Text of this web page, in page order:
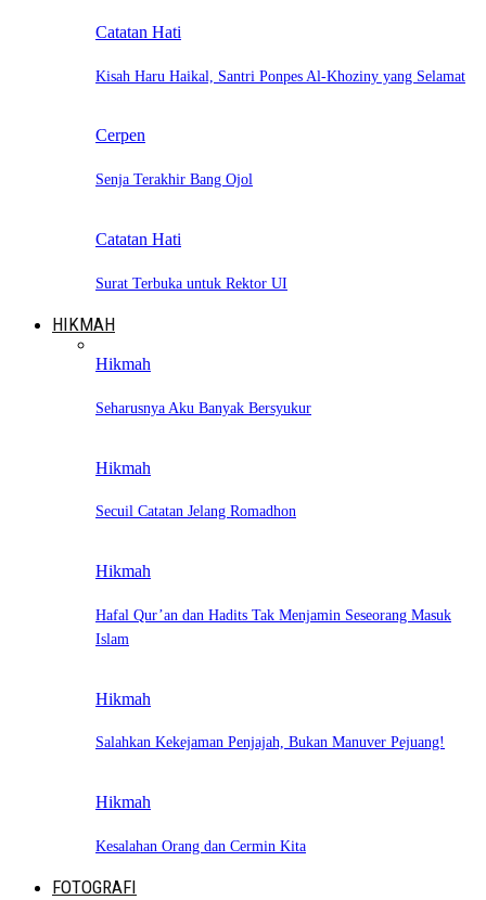
Catatan Hati
Kisah Haru Haikal, Santri Ponpes Al-Khoziny yang Selamat
Cerpen
Senja Terakhir Bang Ojol
Catatan Hati
Surat Terbuka untuk Rektor UI
HIKMAH
Hikmah
Seharusnya Aku Banyak Bersyukur
Hikmah
Secuil Catatan Jelang Romadhon
Hikmah
Hafal Qur’an dan Hadits Tak Menjamin Seseorang Masuk
Islam
Hikmah
Salahkan Kekejaman Penjajah, Bukan Manuver Pejuang!
Hikmah
Kesalahan Orang dan Cermin Kita
FOTOGRAFI